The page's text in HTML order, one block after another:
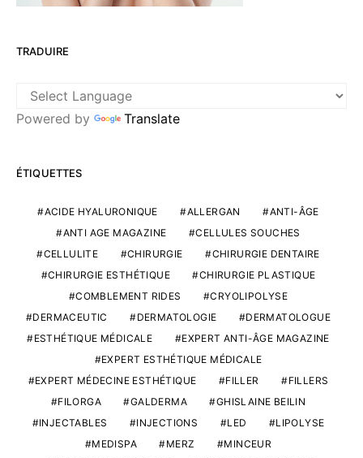
TRADUIRE
Powered by Translate
ÉTIQUETTES
ACIDE HYALURONIQUE ALLERGAN
ANTI-ÂGE
ANTI AGE MAGAZINE
CELLULES SOUCHES
CELLULITE
CHIRURGIE
CHIRURGIE DENTAIRE
CHIRURGIE ESTHÉTIQUE
CHIRURGIE PLASTIQUE
COMBLEMENT RIDES
CRYOLIPOLYSE
DERMACEUTIC
DERMATOLOGIE
DERMATOLOGUE
ESTHÉTIQUE MÉDICALE
EXPERT ANTI-ÂGE MAGAZINE
EXPERT ESTHÉTIQUE MÉDICALE
EXPERT MÉDECINE ESTHÉTIQUE
FILLER
FILLERS
FILORGA
GALDERMA
GHISLAINE BEILIN
INJECTABLES
INJECTIONS LED
LIPOLYSE
MEDISPA
MERZ
MINCEUR